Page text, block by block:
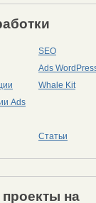
SEO
Ads
Whale Kit
Ads
Статьи
на